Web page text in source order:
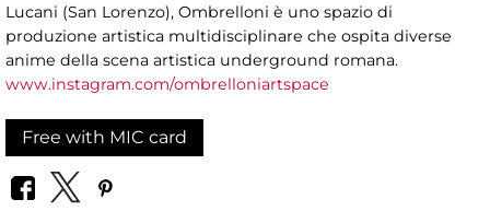
Lucani (San Lorenzo), Ombrelloni è uno spazio di
produzione artistica multidisciplinare che ospita diverse
anime della scena artistica underground romana.
www.instagram.com/ombrelloniartspace
Free with MIC card